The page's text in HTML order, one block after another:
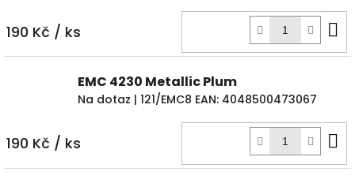
190 Kč / ks
EMC 4230 Metallic Plum
Na dotaz | 121/EMC8 EAN: 4048500473067
190 Kč / ks